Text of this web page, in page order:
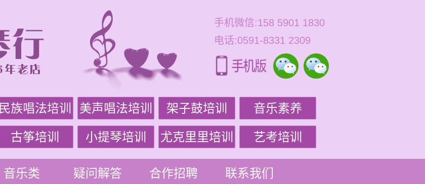
手机微信:158 5901 1830
电话:0591-8331 2309
民族唱法培训 美声唱法培训 架子鼓培训 音乐素养
古筝培训 小提琴培训 尤克里里培训 艺考培训
音乐类 疑问解答 合作招聘 联系我们